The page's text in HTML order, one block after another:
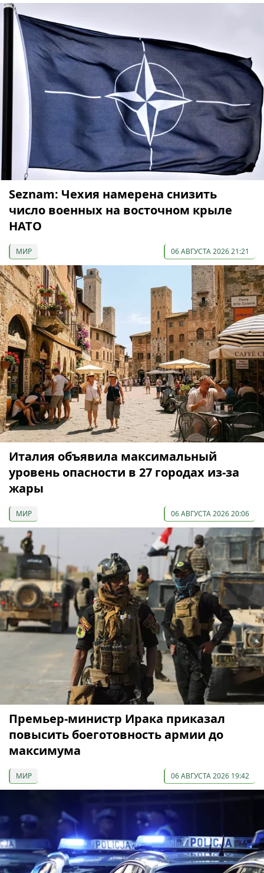
Seznam: Чехия намерена снизить
число военных на восточном крыле
НАТО
МИР 06 АВГУСТА 2026 21:21
Италия объявила максимальный
уровень опасности в 27 городах из-за
жары
МИР 06 АВГУСТА 2026 20:06
Премьер-министр Ирака приказал
повысить боеготовность армии до
максимума
МИР 06 АВГУСТА 2026 19:42